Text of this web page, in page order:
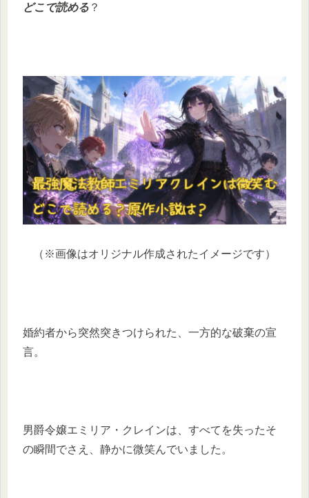
どこで読める ？
（※画像はオリジナル作成されたイメージです）
婚約者から突然突きつけられた、一方的な破棄の宣
言。
男爵令嬢エミリア・クレインは、すべてを失ったそ
の瞬間でさえ、静かに微笑んでいました。